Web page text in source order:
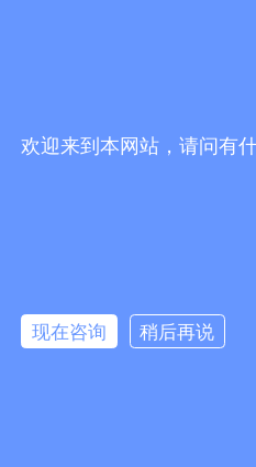
欢迎来到本网站，请问有
现在咨询 稍后再说